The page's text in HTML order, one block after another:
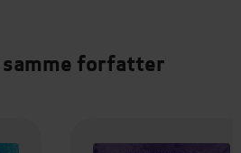
samme forfatter